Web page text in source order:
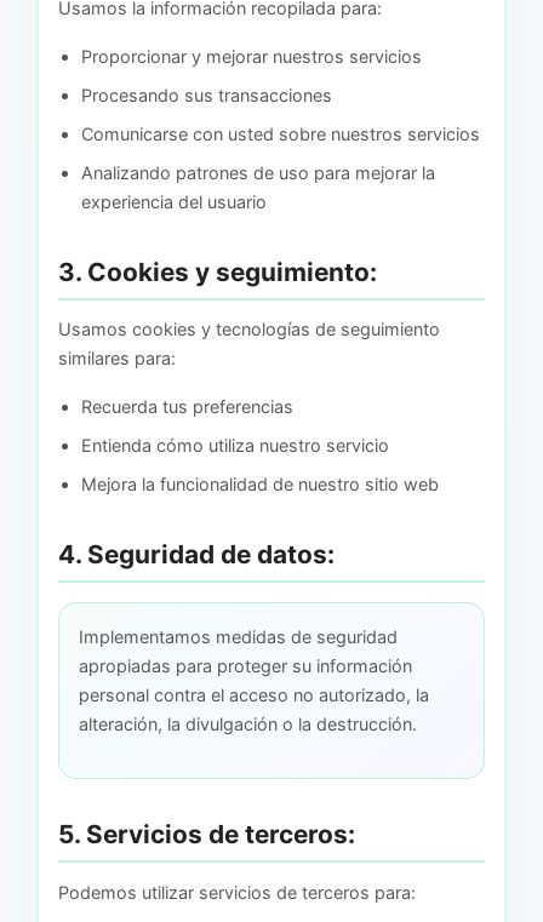
Usamos la información recopilada para:
Proporcionar y mejorar nuestros servicios
Procesando sus transacciones
Comunicarse con usted sobre nuestros servicios
Analizando patrones de uso para mejorar la
experiencia del usuario
3. Cookies y seguimiento:
Usamos cookies y tecnologías de seguimiento
similares para:
Recuerda tus preferencias
Entienda cómo utiliza nuestro servicio
Mejora la funcionalidad de nuestro sitio web
4. Seguridad de datos:
Implementamos medidas de seguridad
apropiadas para proteger su información
personal contra el acceso no autorizado, la
alteración, la divulgación o la destrucción.
5. Servicios de terceros:
Podemos utilizar servicios de terceros para: